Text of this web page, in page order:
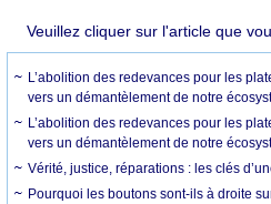
Veuillez cliquer sur l'article que
L’abolition des redevances pour les
vers un démantèlement de notre
L’abolition des redevances pour les
vers un démantèlement de notre
Vérité, justice, réparations : les clés
Pourquoi les boutons sont-ils à droite